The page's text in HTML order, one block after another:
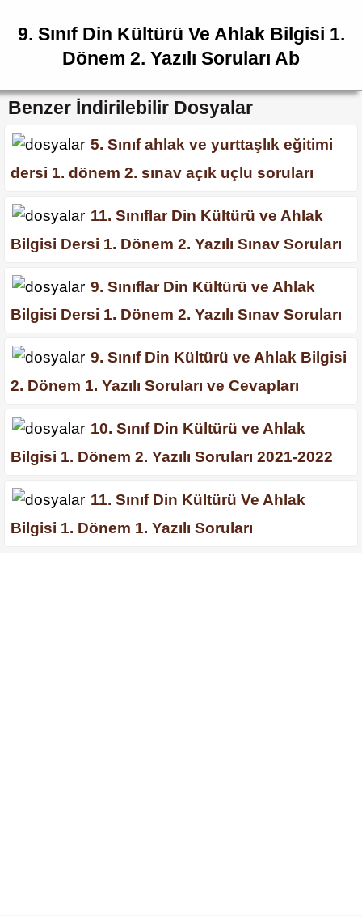
9. Sınıf Din Kültürü Ve Ahlak Bilgisi 1.
Dönem 2. Yazılı Soruları Ab
Benzer İndirilebilir Dosyalar
5. Sınıf ahlak ve yurttaşlık eğitimi
dersi 1. dönem 2. sınav açık uçlu soruları
11. Sınıflar Din Kültürü ve Ahlak
Bilgisi Dersi 1. Dönem 2. Yazılı Sınav Soruları
9. Sınıflar Din Kültürü ve Ahlak
Bilgisi Dersi 1. Dönem 2. Yazılı Sınav Soruları
9. Sınıf Din Kültürü ve Ahlak Bilgisi
2. Dönem 1. Yazılı Soruları ve Cevapları
10. Sınıf Din Kültürü ve Ahlak
Bilgisi 1. Dönem 2. Yazılı Soruları 2021-2022
11. Sınıf Din Kültürü Ve Ahlak
Bilgisi 1. Dönem 1. Yazılı Soruları